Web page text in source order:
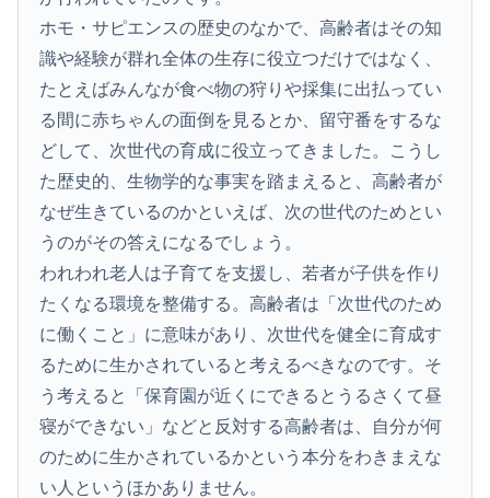
ホモ・サピエンスの歴史のなかで、高齢者はその知
識や経験が群れ全体の生存に役立つだけではなく、
たとえばみんなが食べ物の狩りや採集に出払ってい
る間に赤ちゃんの面倒を見るとか、留守番をするな
どして、次世代の育成に役立ってきました。こうし
た歴史的、生物学的な事実を踏まえると、高齢者が
なぜ生きているのかといえば、次の世代のためとい
うのがその答えになるでしょう。
われわれ老人は子育てを支援し、若者が子供を作り
たくなる環境を整備する。高齢者は「次世代のため
に働くこと」に意味があり、次世代を健全に育成す
るために生かされていると考えるべきなのです。そ
う考えると「保育園が近くにできるとうるさくて昼
寝ができない」などと反対する高齢者は、自分が何
のために生かされているかという本分をわきまえな
い人というほかありません。